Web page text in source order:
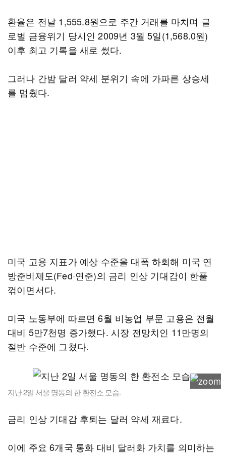
환율은 전날 1,555.8원으로 주간 거래를 마치며 글
로벌 금융위기 당시인 2009년 3월 5일(1,568.0원)
이후 최고 기록을 새로 썼다.
그러나 간밤 달러 약세 분위기 속에 가파른 상승세
를 멈췄다.
미국 고용 지표가 예상 수준을 대폭 하회해 미국 연
방준비제도(Fed·연준)의 금리 인상 기대감이 한풀
꺾이면서다.
미국 노동부에 따르면 6월 비농업 부문 고용은 전월
대비 5만7천명 증가했다. 시장 전망치인 11만명의
절반 수준에 그쳤다.
지난 2일 서울 명동의 한 환전소 모습.
금리 인상 기대감 후퇴는 달러 약세 재료다.
이에 주요 6개국 통화 대비 달러화 가치를 의미하는